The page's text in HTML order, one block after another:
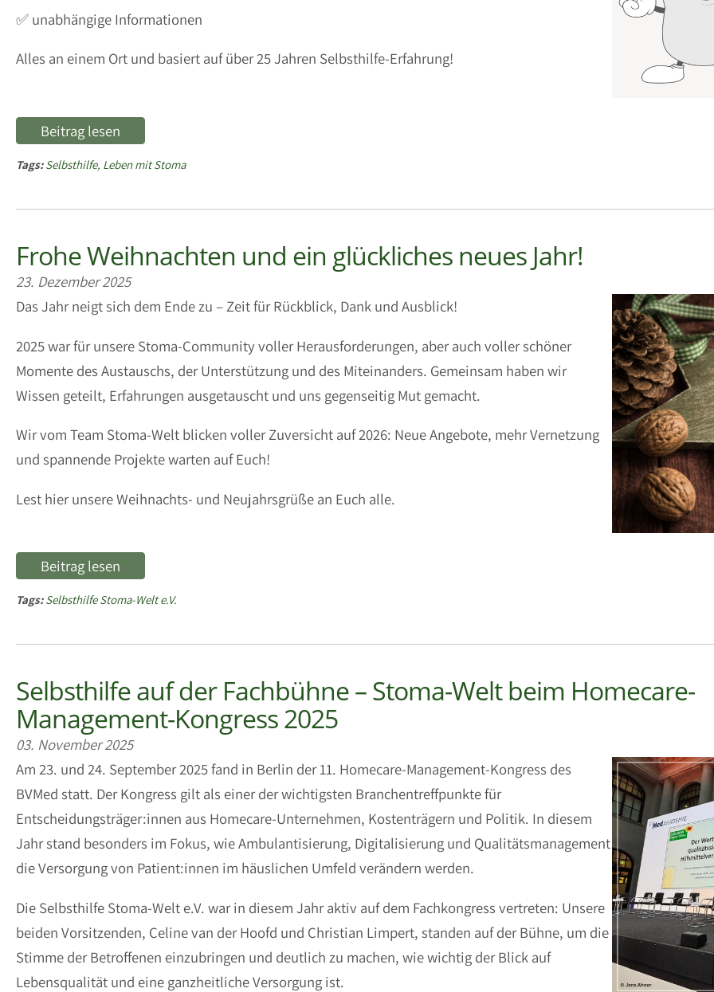
✅ unabhängige Informationen
Alles an einem Ort und basiert auf über 25 Jahren Selbsthilfe-Erfahrung!
Beitrag lesen
Tags:Selbsthilfe, Leben mit Stoma
Frohe Weihnachten und ein glückliches neues Jahr!
23. Dezember 2025
Das Jahr neigt sich dem Ende zu – Zeit für Rückblick, Dank und Ausblick!
2025 war für unsere Stoma-Community voller Herausforderungen, aber auch voller schöner
Momente des Austauschs, der Unterstützung und des Miteinanders. Gemeinsam haben wir
Wissen geteilt, Erfahrungen ausgetauscht und uns gegenseitig Mut gemacht.
Wir vom Team Stoma-Welt blicken voller Zuversicht auf 2026: Neue Angebote, mehr Vernetzung
und spannende Projekte warten auf Euch!
Lest hier unsere Weihnachts- und Neujahrsgrüße an Euch alle.
Beitrag lesen
Tags:Selbsthilfe Stoma-Welt e.V.
Selbsthilfe auf der Fachbühne – Stoma-Welt beim Homecare-
Management-Kongress 2025
03. November 2025
Am 23. und 24. September 2025 fand in Berlin der 11. Homecare-Management-Kongress des
BVMed statt. Der Kongress gilt als einer der wichtigsten Branchentreffpunkte für
Entscheidungsträger:innen aus Homecare-Unternehmen, Kostenträgern und Politik. In diesem
Jahr stand besonders im Fokus, wie Ambulantisierung, Digitalisierung und Qualitätsmanagement
die Versorgung von Patient:innen im häuslichen Umfeld verändern werden.
Die Selbsthilfe Stoma-Welt e.V. war in diesem Jahr aktiv auf dem Fachkongress vertreten: Unsere
beiden Vorsitzenden, Celine van der Hoofd und Christian Limpert, standen auf der Bühne, um die
Stimme der Betroffenen einzubringen und deutlich zu machen, wie wichtig der Blick auf
Lebensqualität und eine ganzheitliche Versorgung ist.